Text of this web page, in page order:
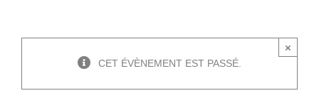
×
CET ÉVÈNEMENT EST PASSÉ.